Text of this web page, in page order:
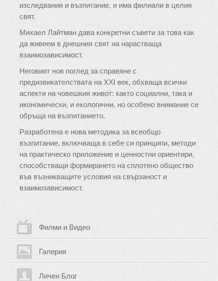
изследвания и възпитание, и има филиали в целия
свят.
Михаел Лайтман дава конкретни съвети за това как
да живеем в днешния свят на нарастваща
взаимозависимост.
Неговият нов поглед за справяне с
предизвикателствата на ХХI век, обхваща всички
аспекти на човешкия живот: както социални, така и
икономически, и екологични, но особено внимание се
обръща на възпитанието.
Разработена е нова методика за всеобщо
възпитание, включваща в себе си принципи, методи
на практическо приложение и ценностни ориентири,
способстващи формирането на сплотено общество
във възникващите условия на свързаност и
взаимозависимост.
Филми и Видео
Галерия
Личен Блог